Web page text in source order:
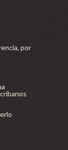
por